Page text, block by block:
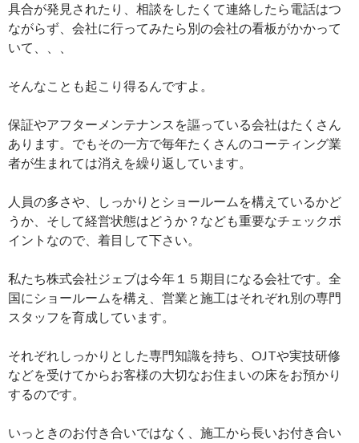
具合が発見されたり、相談をしたくて連絡したら電話はつ
ながらず、会社に行ってみたら別の会社の看板がかかって
いて、、、
そんなことも起こり得るんですよ。
保証やアフターメンテナンスを謳っている会社はたくさん
あります。でもその一方で毎年たくさんのコーティング業
者が生まれては消えを繰り返しています。
人員の多さや、しっかりとショールームを構えているかど
うか、そして経営状態はどうか？なども重要なチェックポ
イントなので、着目して下さい。
私たち株式会社ジェブは今年１５期目になる会社です。全
国にショールームを構え、営業と施工はそれぞれ別の専門
スタッフを育成しています。
それぞれしっかりとした専門知識を持ち、OJTや実技研修
などを受けてからお客様の大切なお住まいの床をお預かり
するのです。
いっときのお付き合いではなく、施工から長いお付き合い